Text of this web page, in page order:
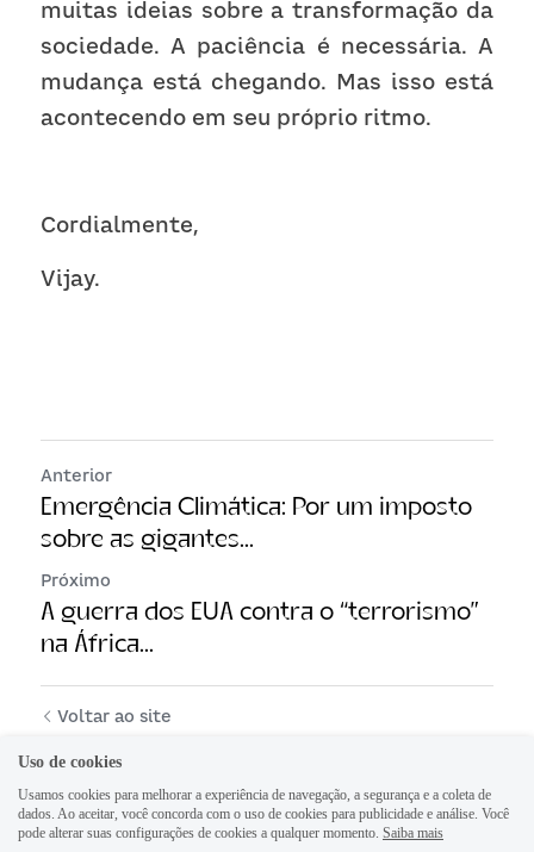
muitas ideias sobre a transformação da
sociedade. A paciência é necessária. A
mudança está chegando. Mas isso está
acontecendo em seu próprio ritmo.
Cordialmente,
Vijay.
Anterior
Emergência Climática: Por um imposto
sobre as gigantes...
Próximo
A guerra dos EUA contra o “terrorismo”
na África...
Voltar ao site
Uso de cookies
Usamos cookies para melhorar a experiência de navegação, a segurança e a coleta de
dados. Ao aceitar, você concorda com o uso de cookies para publicidade e análise. Você
pode alterar suas configurações de cookies a qualquer momento. Saiba mais